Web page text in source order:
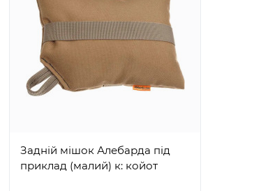
Задній мішок Алебарда під
приклад (малий) к: койот